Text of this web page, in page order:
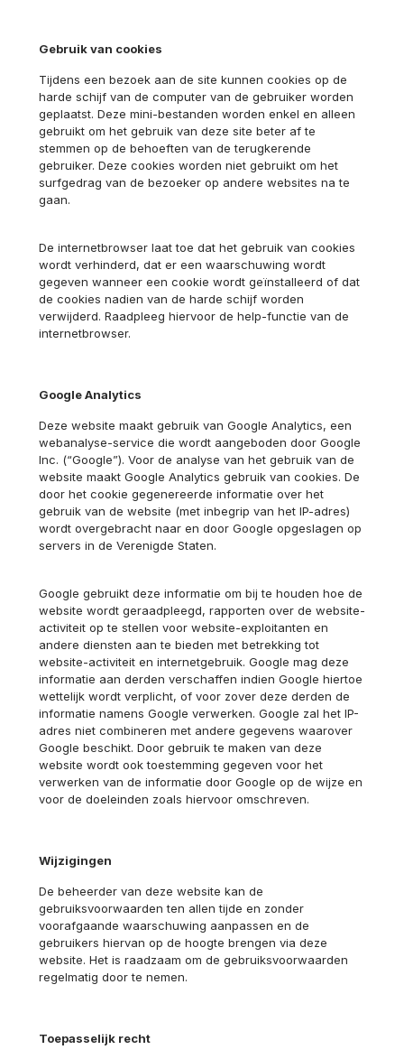
Gebruik van cookies
Tijdens een bezoek aan de site kunnen cookies op de
harde schijf van de computer van de gebruiker worden
geplaatst. Deze mini-bestanden worden enkel en alleen
gebruikt om het gebruik van deze site beter af te
stemmen op de behoeften van de terugkerende
gebruiker. Deze cookies worden niet gebruikt om het
surfgedrag van de bezoeker op andere websites na te
gaan.
De internetbrowser laat toe dat het gebruik van cookies
wordt verhinderd, dat er een waarschuwing wordt
gegeven wanneer een cookie wordt geïnstalleerd of dat
de cookies nadien van de harde schijf worden
verwijderd. Raadpleeg hiervoor de help-functie van de
internetbrowser.
Google Analytics
Deze website maakt gebruik van Google Analytics, een
webanalyse-service die wordt aangeboden door Google
Inc. (“Google”). Voor de analyse van het gebruik van de
website maakt Google Analytics gebruik van cookies. De
door het cookie gegenereerde informatie over het
gebruik van de website (met inbegrip van het IP-adres)
wordt overgebracht naar en door Google opgeslagen op
servers in de Verenigde Staten.
Google gebruikt deze informatie om bij te houden hoe de
website wordt geraadpleegd, rapporten over de website-
activiteit op te stellen voor website-exploitanten en
andere diensten aan te bieden met betrekking tot
website-activiteit en internetgebruik. Google mag deze
informatie aan derden verschaffen indien Google hiertoe
wettelijk wordt verplicht, of voor zover deze derden de
informatie namens Google verwerken. Google zal het IP-
adres niet combineren met andere gegevens waarover
Google beschikt. Door gebruik te maken van deze
website wordt ook toestemming gegeven voor het
verwerken van de informatie door Google op de wijze en
voor de doeleinden zoals hiervoor omschreven.
Wijzigingen
De beheerder van deze website kan de
gebruiksvoorwaarden ten allen tijde en zonder
voorafgaande waarschuwing aanpassen en de
gebruikers hiervan op de hoogte brengen via deze
website. Het is raadzaam om de gebruiksvoorwaarden
regelmatig door te nemen.
Toepasselijk recht